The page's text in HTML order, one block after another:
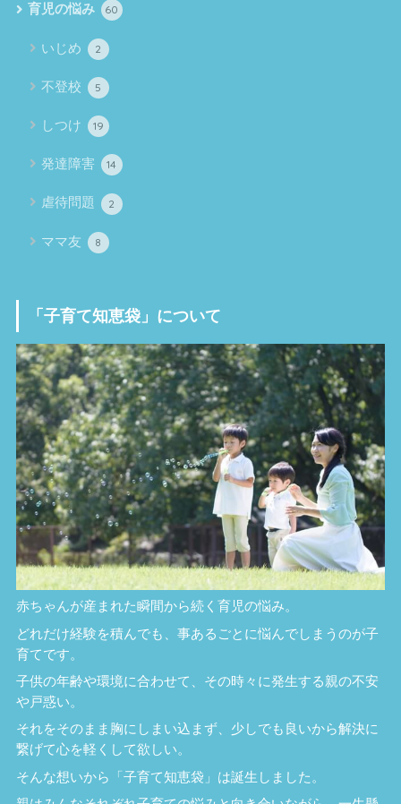
育児の悩み 60
いじめ 2
不登校 5
しつけ 19
発達障害 14
虐待問題 2
ママ友 8
「子育て知恵袋」について
赤ちゃんが産まれた瞬間から続く育児の悩み。
どれだけ経験を積んでも、事あるごとに悩んでしまうのが子
育てです。
子供の年齢や環境に合わせて、その時々に発生する親の不安
や戸惑い。
それをそのまま胸にしまい込まず、少しでも良いから解決に
繋げて心を軽くして欲しい。
そんな想いから「子育て知恵袋」は誕生しました。